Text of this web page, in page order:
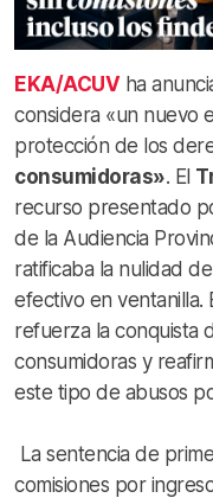
EKA/ACUV ha
considera «un nuevo
protección de los
consumidoras». El
recurso presentado
de la Audiencia
ratificaba la nulidad
efectivo en ventanilla.
refuerza la conquista
consumidoras y
este tipo de abusos
La sentencia de
comisiones por